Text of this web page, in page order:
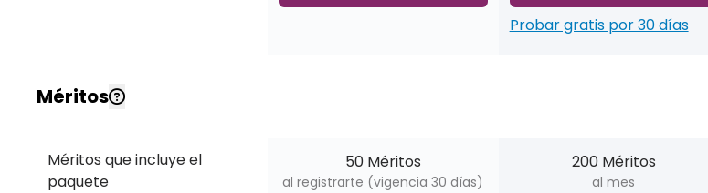
Probar gratis por 30 días
Méritos
Méritos que incluye el
paquete
50 Méritos
al registrarte (vigencia 30 días)
200 Méritos
al mes